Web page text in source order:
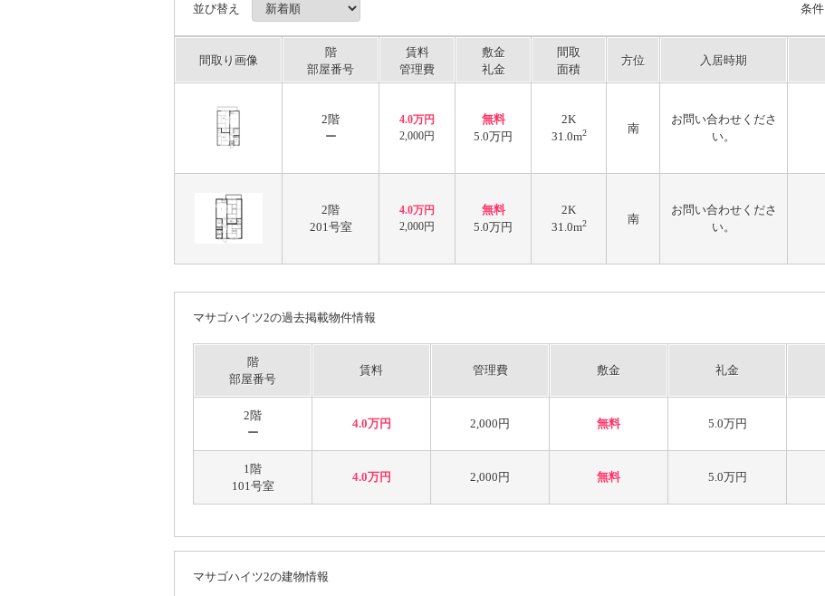
並び替え 条件
間取り画像
階
部屋番号
賃料
管理費
敷金
礼金
間取
面積
方位 入居時期
2階
ー
4.0万円
2,000円
無料
5.0万円
2K
31.0m2 南
お問い合わせくださ
い。
2階
201号室
4.0万円
2,000円
無料
5.0万円
2K
31.0m2 南
お問い合わせくださ
い。
マサゴハイツ2の過去掲載物件情報
階
部屋番号
賃料 管理費 敷金 礼金
2階
ー
4.0万円 2,000円 無料 5.0万円
1階
101号室
4.0万円 2,000円 無料 5.0万円
マサゴハイツ2の建物情報